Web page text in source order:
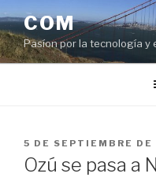
al
contenido
COM
Pasíon por la tecnología y
PUBLICADO
EL
5 DE SEPTIEMBRE
Ozú se pasa a